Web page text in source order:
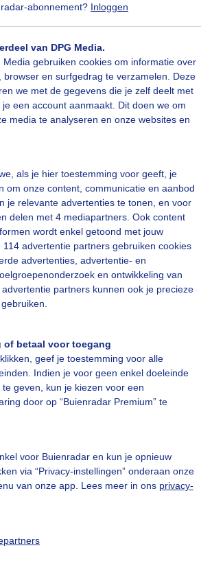
abonnement? Inloggen
van DPG Media.
Media gebruiken cookies om informatie over
browser en surfgedrag te verzamelen. Deze
we met de gegevens die je zelf deelt met
een account aanmaakt. Dit doen we om
media te analyseren en onze websites en
als je hier toestemming voor geeft, je
om onze content, communicatie en aanbod
je relevante advertenties te tonen, en voor
delen met 4 mediapartners. Ook content
wordt enkel getoond met jouw
advertentie partners gebruiken cookies
advertenties, advertentie- en
en ontwikkeling van
partners kunnen ook je precieze
of betaal voor toegang
geef je toestemming voor alle
Indien je voor geen enkel doeleinde
geven, kun je kiezen voor een
door op “Buienradar Premium” te
voor Buienradar en kun je opnieuw
via “Privacy-instellingen” onderaan onze
van onze app. Lees meer in ons privacy-